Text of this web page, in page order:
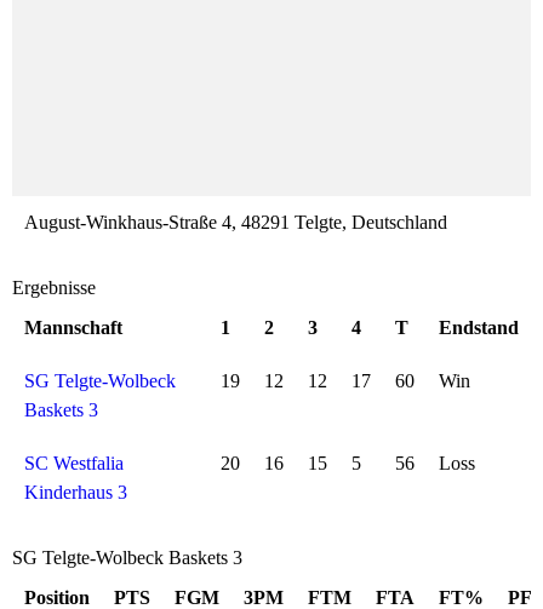
August-Winkhaus-Straße 4, 48291 Telgte, Deutschland
Ergebnisse
Mannschaft
1 2 3 4 T Endstand
SG Telgte-Wolbeck
Baskets 3
19 12 12 17 60 Win
SC Westfalia
Kinderhaus 3
20 16 15 5 56 Loss
SG Telgte-Wolbeck Baskets 3
Position
PTS FGM 3PM FTM FTA FT% PF